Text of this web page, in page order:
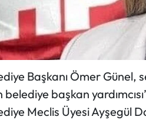
Başkanı Ömer
belediye başkan
Meclis Üyesi Ayşegül